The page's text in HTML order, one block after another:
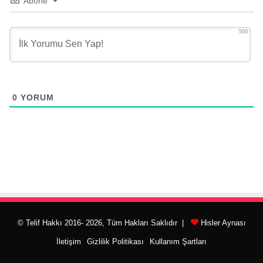
500
0 YORUM
© Telif Hakkı 2016- 2026, Tüm Hakları Saklıdır | Hisler Aynası
İletişim Gizlilik Politikası Kullanım Şartları